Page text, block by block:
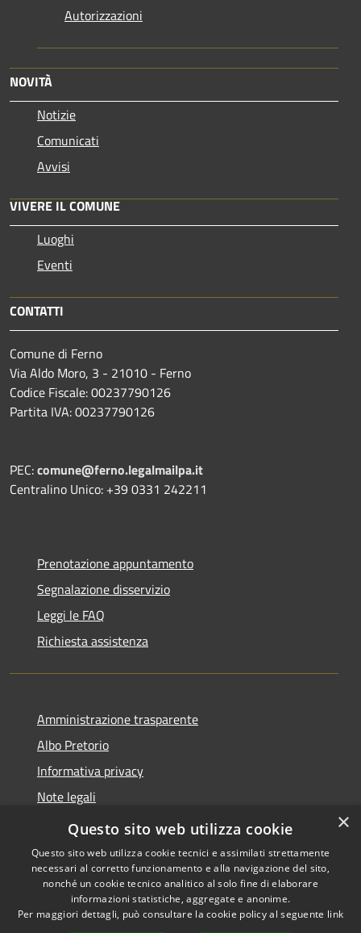
Autorizzazioni
NOVITÀ
Notizie
Comunicati
Avvisi
VIVERE IL COMUNE
Luoghi
Eventi
CONTATTI
Comune di Ferno
Via Aldo Moro, 3 - 21010 - Ferno
Codice Fiscale: 00237790126
Partita IVA: 00237790126
PEC:comune@ferno.legalmailpa.it
Centralino Unico: +39 0331 242211
Prenotazione appuntamento
Segnalazione disservizio
Leggi le FAQ
Richiesta assistenza
Amministrazione trasparente
Albo Pretorio
Informativa privacy
Note legali
Dichiarazione di accessibilità
Accessibilità
Copyright © 2026 • Comune di
Ferno • Powered by
×
Questo sito web utilizza cookie
Questo sito web utilizza cookie tecnici e assimilati strettamente
necessari al corretto funzionamento e alla navigazione del sito,
nonché un cookie tecnico analitico al solo fine di elaborare
informazioni statistiche, aggregate e anonime.
Per maggiori dettagli, può consultare la cookie policy al seguente link